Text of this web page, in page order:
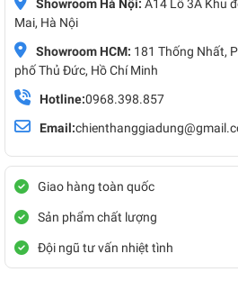
Showroom Hà Nội: A14 Lô 3A Khu
Mai, Hà Nội
Showroom HCM: 181 Thống Nhất,
phố Thủ Đức, Hồ Chí Minh
Hotline:0968.398.857
Email:
Giao hàng toàn quốc
Sản phẩm chất lượng
Đội ngũ tư vấn nhiệt tình